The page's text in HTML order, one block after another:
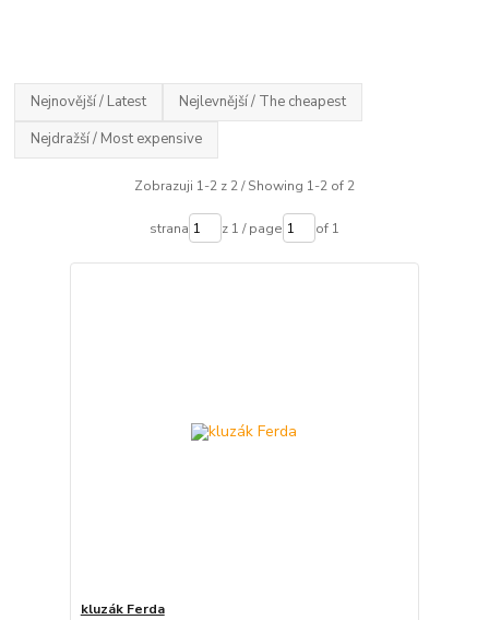
Nejnovější / Latest
Nejlevnější / The cheapest
Nejdražší / Most expensive
Zobrazuji 1-2 z 2 / Showing 1-2 of 2
strana z 1 / page of 1
kluzák Ferda